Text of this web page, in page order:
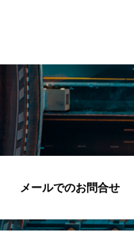
メールでのお問合せ